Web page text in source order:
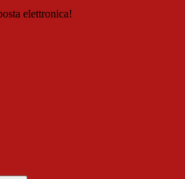
elettronica!